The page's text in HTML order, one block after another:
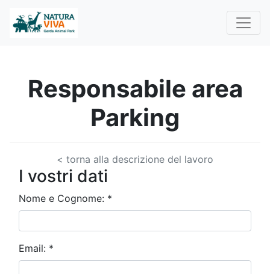
Responsabile area
Parking
< torna alla descrizione del lavoro
I vostri dati
Nome e Cognome: *
Email: *